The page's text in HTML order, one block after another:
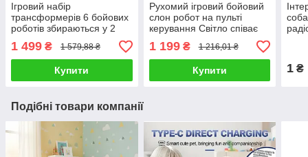
Ігровий набір
трансформерів 6 бойових
роботів збираються у 2
гігантів / Літаки поїзди і
танк Рухомі деталі
1 499 ₴ 1 579,88 ₴
Купити
Рухомий ігровий бойовий
слон робот на пульті
керування Світло співає
мелодії Дихає парою
Найкраща іграшка дитині
1 199₴ 1 216,01 ₴
Купити 1 ₴
Подібні товари компанії